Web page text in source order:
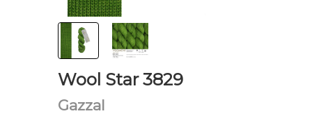
Wool Star 3829
Gazzal